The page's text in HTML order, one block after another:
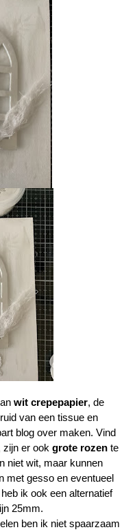
wit crepepapier, de
van een tissue en
blog over maken. Vind
zijn er ook grote rozente
niet wit, maar kunnen
met gesso en eventueel
heb ik ook een alternatief
25mm.
ben ik niet spaarzaam